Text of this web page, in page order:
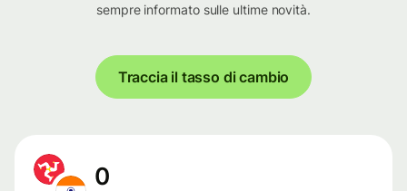
sempre informato sulle ultime novità.
Traccia il tasso di cambio
0